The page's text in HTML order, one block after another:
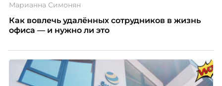
Марианна Симонян
Как вовлечь удалённых сотрудников в жизнь
офиса — и нужно ли это